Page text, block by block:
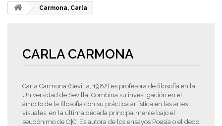
Carmona, Carla
CARLA CARMONA
Carla Carmona (Sevilla, 1982) es profesora de filosofía en la
Universidad de Sevilla. Combina su investigación en el
ámbito de la filosofía con su práctica artística en las artes
visuales, en la última década principalmente bajo el
seudónimo de O|C. Es autora de los ensayos Poesía o el dedo